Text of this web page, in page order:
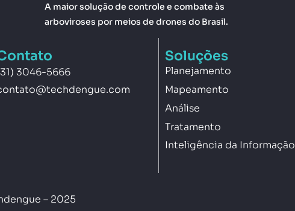
A maior solução de controle e combate às
arboviroses por meios de drones do Brasil.
3046-5666
Soluções
Planejamento
Mapeamento
Análise
Tratamento
Inteligência da Informação
– 2025